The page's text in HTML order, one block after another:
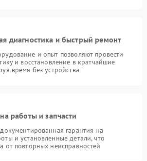
диагностика и быстрый ремонт
и опыт позволяют провести
и восстановление в кратчайшие
время без устройства
работы и запчасти
гарантия на
и установленные детали, что
от повторных неисправностей